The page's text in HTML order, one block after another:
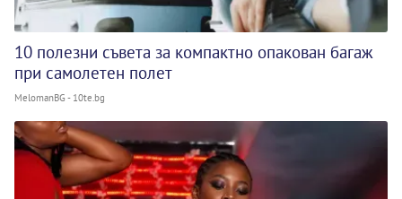
10 полезни съвета за компактно опакован багаж
при самолетен полет
MelomanBG - 10te.bg